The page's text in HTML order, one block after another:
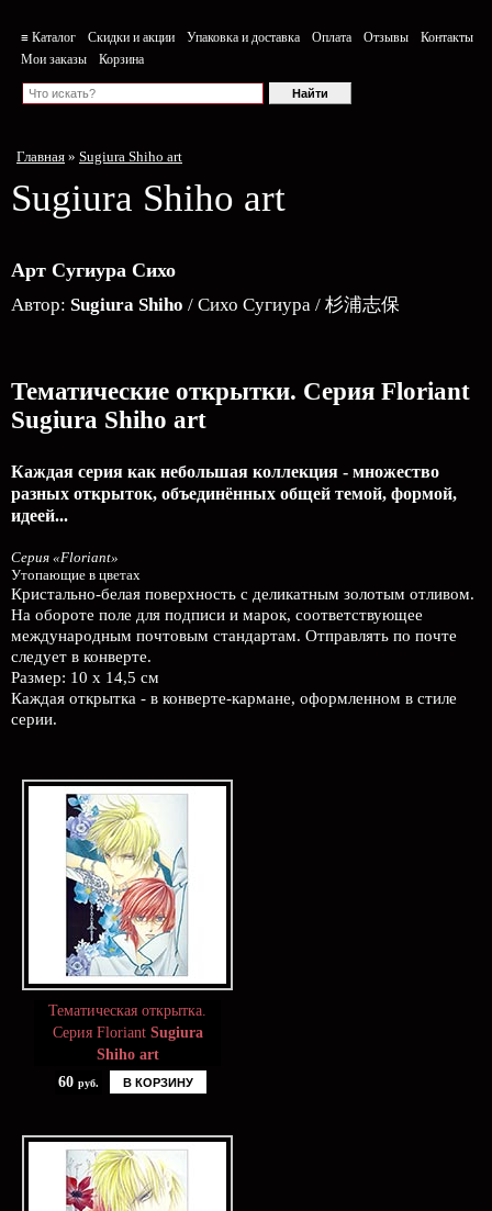
≡ Каталог Скидки и акции Упаковка и доставка Оплата Отзывы
Контакты
Мои заказы
Корзина
Главная » Sugiura Shiho art
Sugiura Shiho art
Арт Сугиура Сихо
Автор: Sugiura Shiho / Сихо Сугиура / 杉浦志保
Тематические открытки. Серия Floriant
Sugiura Shiho art
Каждая серия как небольшая коллекция - множество
разных открыток, объединённых общей темой, формой,
идеей...
Серия «Floriant»
Утопающие в цветах
Кристально-белая поверхность с деликатным золотым отливом.
На обороте поле для подписи и марок, соответствующее
международным почтовым стандартам. Отправлять по почте
следует в конверте.
Размер: 10 х 14,5 см
Каждая открытка - в конверте-кармане, оформленном в стиле
серии.
Тематическая открытка.
Серия Floriant Sugiura
Shiho art
60 руб. В КОРЗИНУ